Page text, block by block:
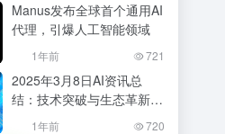
Manus发布全球首个通用AI
代理，引爆人工智能领域
1年前 721
2025年3月8日AI资讯总
结：技术突破与生态革新并
1年前 720